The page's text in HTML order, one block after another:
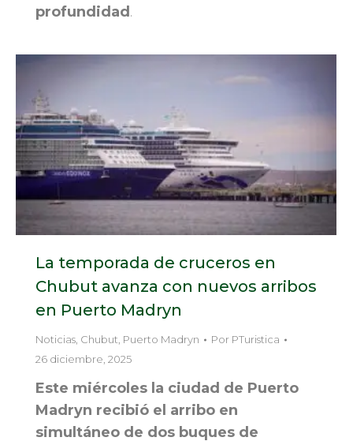
profundidad .
La temporada de cruceros en
Chubut avanza con nuevos arribos
en Puerto Madryn
Noticias, Chubut, Puerto Madryn Por PTuristica
26 diciembre, 2025
Este miércoles la ciudad de Puerto
Madryn recibió el arribo en
simultáneo de dos buques de